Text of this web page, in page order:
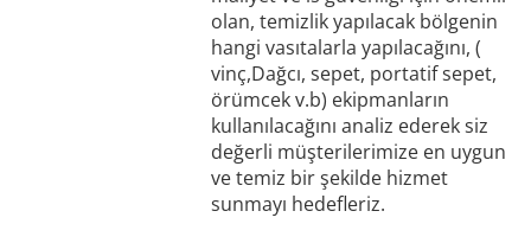
olan, temizlik yapılacak bölgenin
hangi vasıtalarla yapılacağını, (
vinç,Dağcı, sepet, portatif sepet,
örümcek v.b) ekipmanların
kullanılacağını analiz ederek siz
değerli müşterilerimize en uygun
ve temiz bir şekilde hizmet
sunmayı hedefleriz.